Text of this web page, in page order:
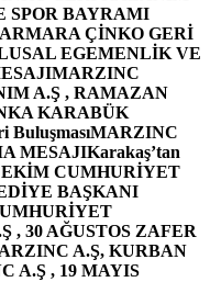
SPOR BAYRAMI
ÇİNKO GERİ
EGEMENLİK VE
MARZINC
A.Ş , RAMAZAN
KARABÜK
BuluşmasıMARZINC
MESAJIKarakaş’tan
EKİM CUMHURİYET
BAŞKANI
, 30 AĞUSTOS ZAFER
A.Ş, KURBAN
A.Ş , 19 MAYIS